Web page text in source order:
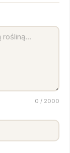
0 / 2000